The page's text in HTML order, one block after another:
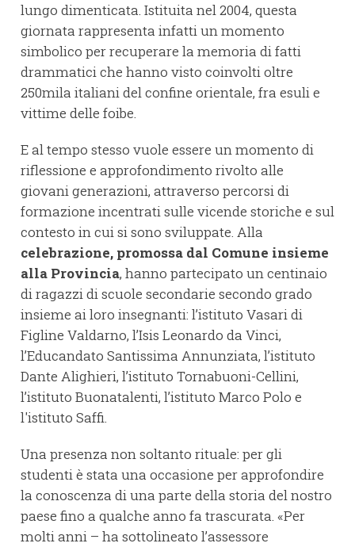
lungo dimenticata. Istituita nel 2004, questa
giornata rappresenta infatti un momento
simbolico per recuperare la memoria di fatti
drammatici che hanno visto coinvolti oltre
250mila italiani del confine orientale, fra esuli e
vittime delle foibe.
E al tempo stesso vuole essere un momento di
riflessione e approfondimento rivolto alle
giovani generazioni, attraverso percorsi di
formazione incentrati sulle vicende storiche e sul
contesto in cui si sono sviluppate. Alla
celebrazione, promossa dal Comune insieme
alla Provincia, hanno partecipato un centinaio
di ragazzi di scuole secondarie secondo grado
insieme ai loro insegnanti: l’istituto Vasari di
Figline Valdarno, l’Isis Leonardo da Vinci,
l’Educandato Santissima Annunziata, l’istituto
Dante Alighieri, l’istituto Tornabuoni-Cellini,
l’istituto Buonatalenti, l’istituto Marco Polo e
l'istituto Saffi.
Una presenza non soltanto rituale: per gli
studenti è stata una occasione per approfondire
la conoscenza di una parte della storia del nostro
paese fino a qualche anno fa trascurata. «Per
molti anni – ha sottolineato l’assessore